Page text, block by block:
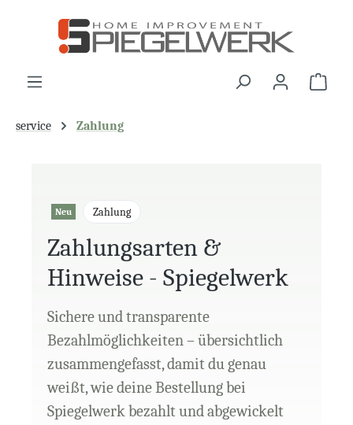
springen
service Zahlung
Neu Zahlung
Zahlungsarten &
Hinweise - Spiegelwerk
Sichere und transparente
Bezahlmöglichkeiten – übersichtlich
zusammengefasst, damit du genau
weißt, wie deine Bestellung bei
Spiegelwerk bezahlt und abgewickelt